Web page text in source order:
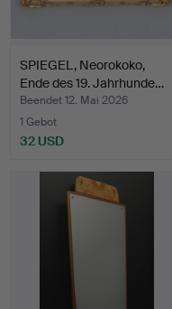
SPIEGEL, Neorokoko,
Ende des 19. Jahrhunde…
Beendet 12. Mai 2026
1 Gebot
32 USD